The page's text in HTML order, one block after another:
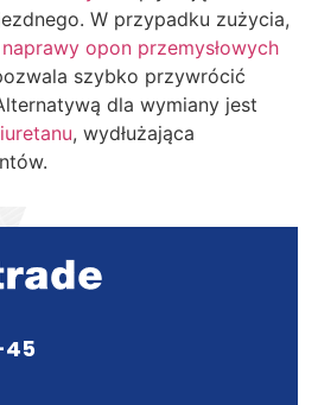
W przypadku zużycia,
naprawy opon przemysłowych
szybko przywrócić
dla wymiany jest
, wydłużająca
45